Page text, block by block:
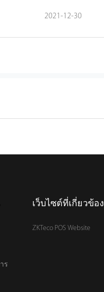
2021-12-30
ร
เว็บไซต์ที่เกี่ยวข้อง
ZKTeco POS Website